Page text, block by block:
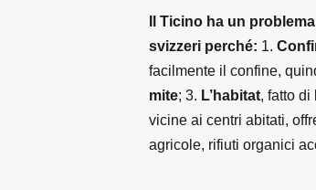
Il Ticino ha un
svizzeri perché: 1.
facilmente il confine,
mite; 3. L’habitat, fatto
vicine ai centri abitati,
agricole, rifiuti organici